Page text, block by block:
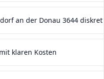
an der Donau 3644
klaren Kosten